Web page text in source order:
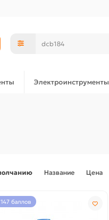
Электроинструменты
Название Цена
баллов